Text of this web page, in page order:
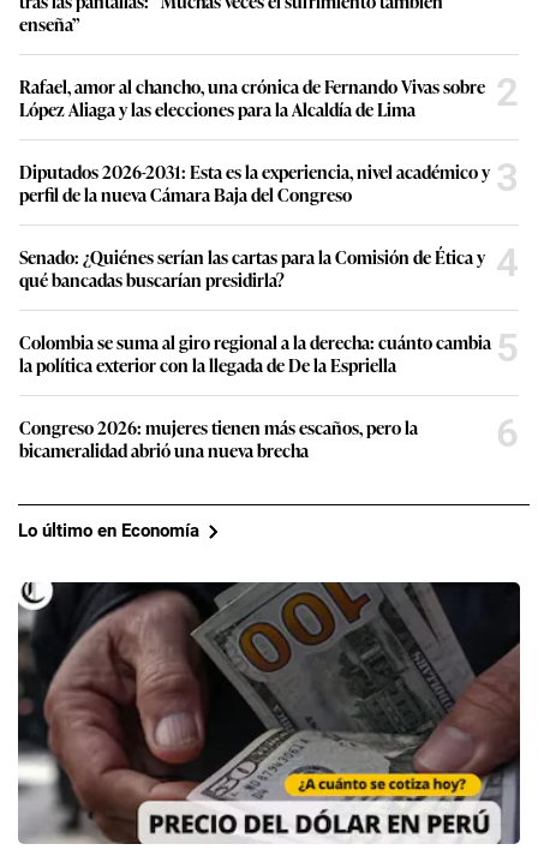
enseña”
Rafael, amor al chancho, una crónica de Fernando Vivas sobre
López Aliaga y las elecciones para la Alcaldía de Lima
2
Diputados 2026-2031: Esta es la experiencia, nivel académico y
perfil de la nueva Cámara Baja del Congreso
3
Senado: ¿Quiénes serían las cartas para la Comisión de Ética y
qué bancadas buscarían presidirla?
4
Colombia se suma al giro regional a la derecha: cuánto cambia
la política exterior con la llegada de De la Espriella
5
Congreso 2026: mujeres tienen más escaños, pero la
bicameralidad abrió una nueva brecha
6
Lo último en Economía